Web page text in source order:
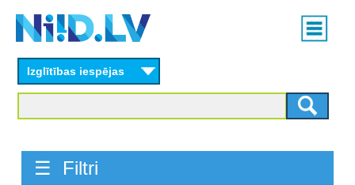
content
Main
menu
Izglītības iespējas
☰ Filtri